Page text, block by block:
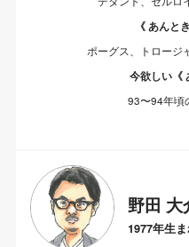
《 あんと
ポーグス、トロージ
今欲しい《
93〜94年頃
野田 大
1977年生